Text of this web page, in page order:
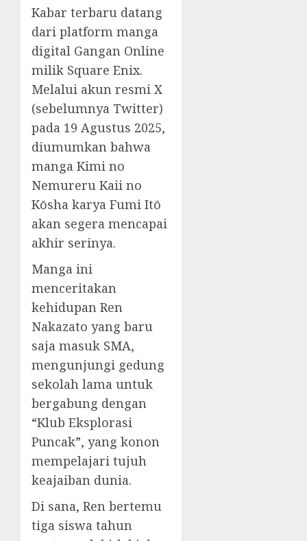
Kabar terbaru datang
dari platform manga
digital Gangan Online
milik Square Enix.
Melalui akun resmi X
(sebelumnya Twitter)
pada 19 Agustus 2025,
diumumkan bahwa
manga Kimi no
Nemureru Kaii no
Kōsha karya Fumi Itō
akan segera mencapai
akhir serinya.
Manga ini
menceritakan
kehidupan Ren
Nakazato yang baru
saja masuk SMA,
mengunjungi gedung
sekolah lama untuk
bergabung dengan
“Klub Eksplorasi
Puncak”, yang konon
mempelajari tujuh
keajaiban dunia.
Di sana, Ren bertemu
tiga siswa tahun